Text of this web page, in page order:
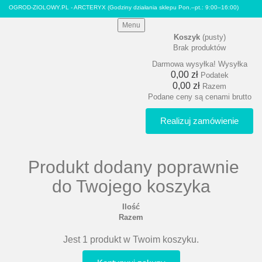
OGROD-ZIOLOWY.PL - ARCTERYX (Godziny działania sklepu Pon.–pt.: 9:00–16:00)
Menu
Koszyk (pusty)
Brak produktów
Darmowa wysyłka! Wysyłka
0,00 zł Podatek
0,00 zł Razem
Podane ceny są cenami brutto
Realizuj zamówienie
Produkt dodany poprawnie
do Twojego koszyka
Ilość
Razem
Jest 1 produkt w Twoim koszyku.